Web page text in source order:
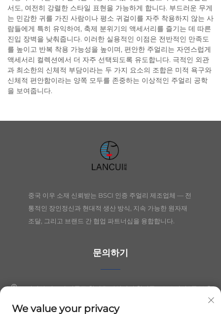
서도, 여전히 강렬한 스타일 표현을 가능하게 합니다. 부드러운 무게
는 민감한 귀를 가진 사람이나 평소 귀걸이를 자주 착용하지 않는 사
람들에게 특히 유익하여, 축제 분위기의 액세서리를 즐기는 데 따른
진입 장벽을 낮춰줍니다. 이러한 실용적인 이점은 전반적인 만족도
를 높이고 반복 착용 가능성을 높이며, 편안한 주얼리는 자연스럽게
액세서리 컬렉션에서 더 자주 선택되도록 유도합니다. 극적인 외관
과 최소한의 신체적 부담이라는 두 가지 요소의 조합은 미적 욕구와
신체적 편안함이라는 양쪽 모두를 존중하는 이상적인 주얼리 공학
을 보여줍니다.
중국 이우 소재 신뢰받는 BSCI 인증 주얼리 제조업체 — 전
통적인 장인정신과 현대적 생산 방식, 지속 가능한 원자재
조달, 그리고 브랜드 간 협업 파트너십을 융합합니다.
문의하기
절강성 의오시 장둥구 칭커우 산업단지 칭시동로 149번지 1동 10층
+86-19564394943
We value your privacy